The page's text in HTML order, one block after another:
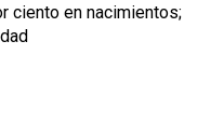
ciento en nacimientos;